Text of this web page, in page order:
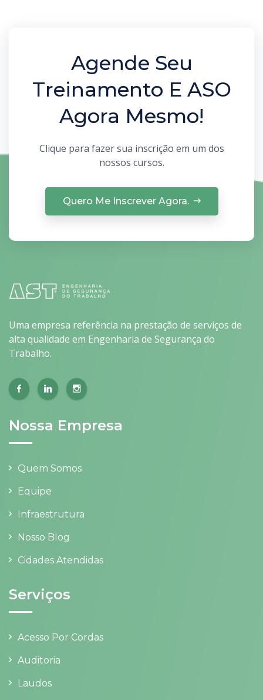
Agende Seu
Treinamento E ASO
Agora Mesmo!
Clique para fazer sua inscrição em um dos
nossos cursos.
Quero Me Inscrever Agora.
Uma empresa referência na prestação de serviços de
alta qualidade em Engenharia de Segurança do
Trabalho.
Nossa Empresa
Quem Somos
Equipe
Infraestrutura
Nosso Blog
Cidades Atendidas
Serviços
Acesso Por Cordas
Auditoria
Laudos